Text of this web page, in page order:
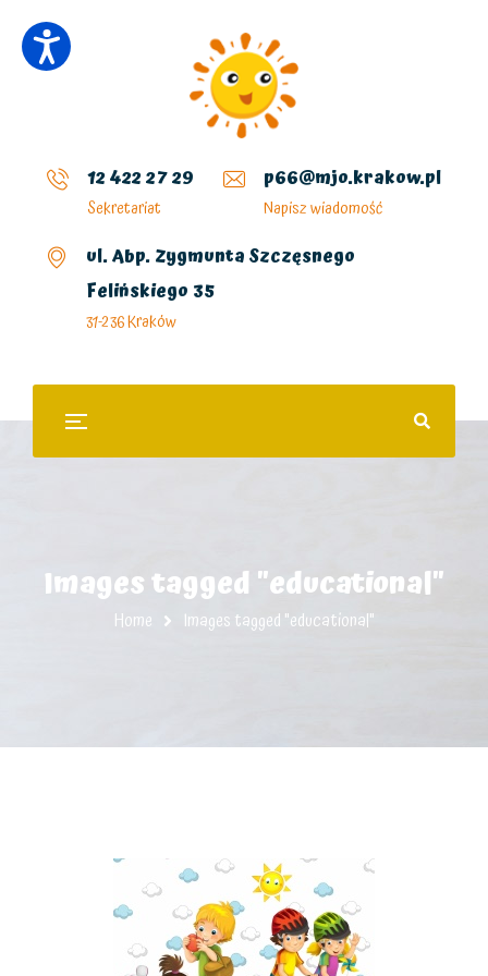
12 422 27 29
Sekretariat
p66@mjo.krakow.pl
Napisz wiadomość
ul. Abp. Zygmunta Szczęsnego
Felińskiego 35
31-236 Kraków
Images tagged "educational"
Home Images tagged "educational"